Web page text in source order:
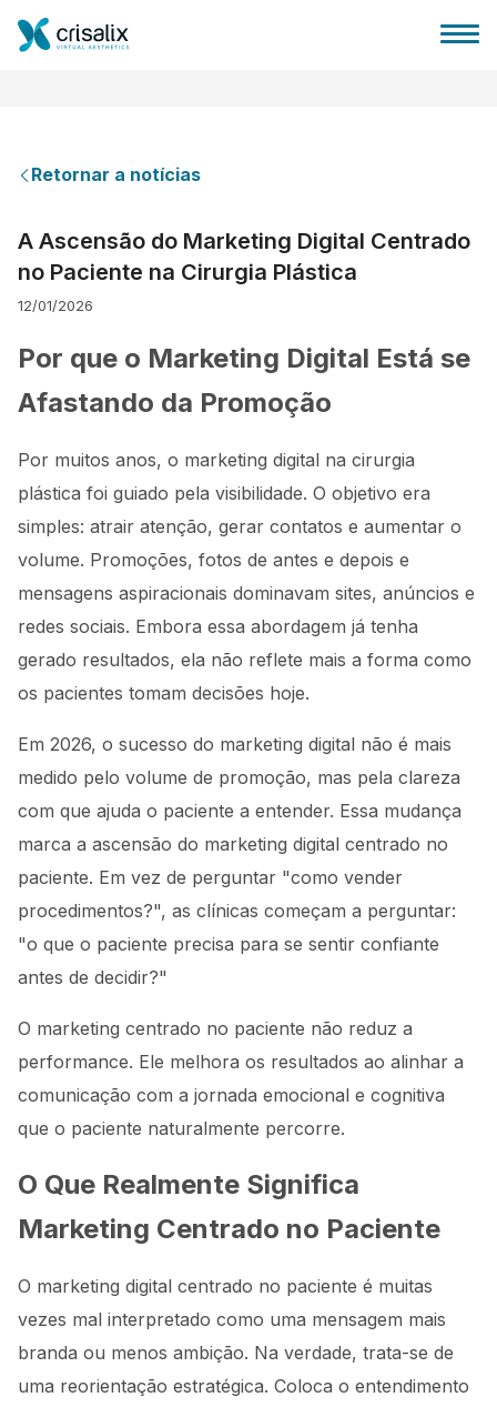
Plataforma 3D de business
Planos
Avaliações dos pacientes
Retornar a notícias
A Ascensão do Marketing Digital Centrado
no Paciente na Cirurgia Plástica
12/01/2026
Por que o Marketing Digital Está se
Afastando da Promoção
Por muitos anos, o marketing digital na cirurgia
plástica foi guiado pela visibilidade. O objetivo era
simples: atrair atenção, gerar contatos e aumentar o
volume. Promoções, fotos de antes e depois e
mensagens aspiracionais dominavam sites, anúncios e
redes sociais. Embora essa abordagem já tenha
gerado resultados, ela não reflete mais a forma como
os pacientes tomam decisões hoje.
Em 2026, o sucesso do marketing digital não é mais
medido pelo volume de promoção, mas pela clareza
com que ajuda o paciente a entender. Essa mudança
marca a ascensão do marketing digital centrado no
paciente. Em vez de perguntar "como vender
procedimentos?", as clínicas começam a perguntar:
"o que o paciente precisa para se sentir confiante
antes de decidir?"
O marketing centrado no paciente não reduz a
performance. Ele melhora os resultados ao alinhar a
comunicação com a jornada emocional e cognitiva
que o paciente naturalmente percorre.
O Que Realmente Significa
Marketing Centrado no Paciente
O marketing digital centrado no paciente é muitas
vezes mal interpretado como uma mensagem mais
branda ou menos ambição. Na verdade, trata-se de
uma reorientação estratégica. Coloca o entendimento